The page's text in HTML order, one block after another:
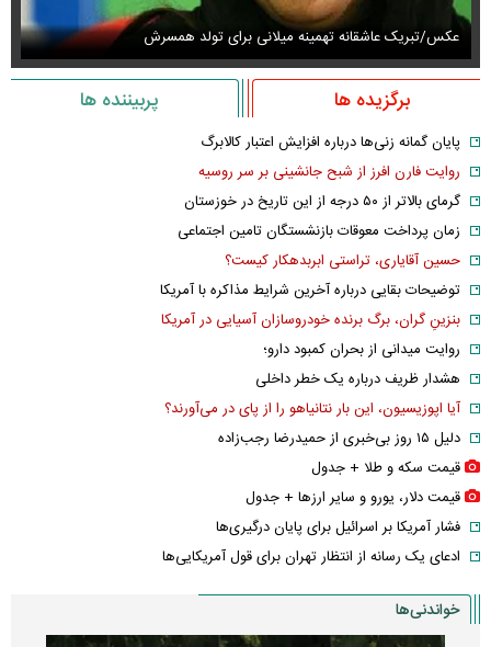
عکس/تبریک عاشقانه تهمینه میلانی برای تولد همسرش
برگزیده ها پربیننده ها
پایان گمانه زنی‌ها درباره افزایش اعتبار کالابرگ
روایت فارن افرز از شبح جانشینی بر سر روسیه
گرمای بالاتر از ۵۰ درجه از این تاریخ در خوزستان
زمان پرداخت معوقات بازنشستگان تامین اجتماعی
حسین آقایاری، تراستی ابربدهکار کیست؟
توضیحات بقایی درباره آخرین شرایط مذاکره با آمریکا
بنزینِ گران، برگ برنده خودروسازان آسیایی در آمریکا
روایت میدانی از بحران کمبود دارو؛
هشدار ظریف درباره یک خطر داخلی
آیا اپوزیسیون، این بار نتانیاهو را از پای در می‌آورند؟
دلیل ۱۵ روز بی‌خبری از حمیدرضا رجب‌زاده
قیمت سکه و طلا + جدول
قیمت دلار، یورو و سایر ارز‌ها + جدول
فشار آمریکا بر اسرائیل برای پایان درگیری‌ها
ادعای یک رسانه از انتظار تهران برای قول آمریکایی‌ها
خواندنی‌ها